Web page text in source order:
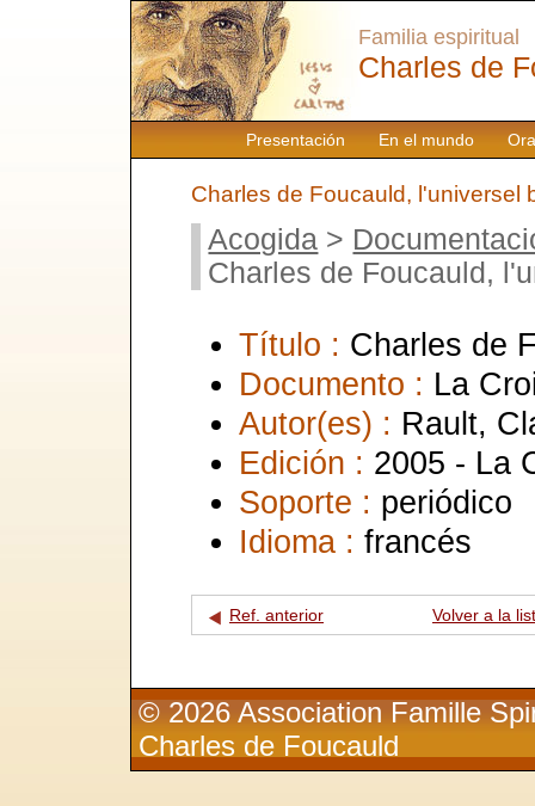
Presentación En el mundo
Familia espiritual
Charles de
Charles de Foucauld, l'universel
Acogida >
Charles de Foucauld,
Título : Charles de
Documento : La
Autor(es) : Rault,
Edición : 2005 - La
Soporte : periódico
Idioma : francés
Ref. anterior Volver a la
© 2026 Association Famille
Charles de Foucauld